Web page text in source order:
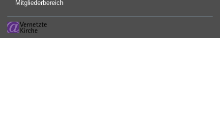
Mitgliederbereich